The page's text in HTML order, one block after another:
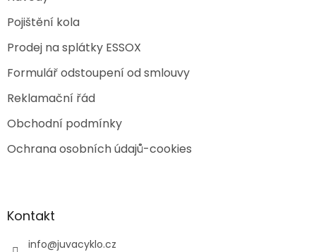
Pojištění kola
Prodej na splátky ESSOX
Formulář odstoupení od smlouvy
Reklamační řád
Obchodní podmínky
Ochrana osobních údajů-cookies
Kontakt
info@juvacyklo.cz